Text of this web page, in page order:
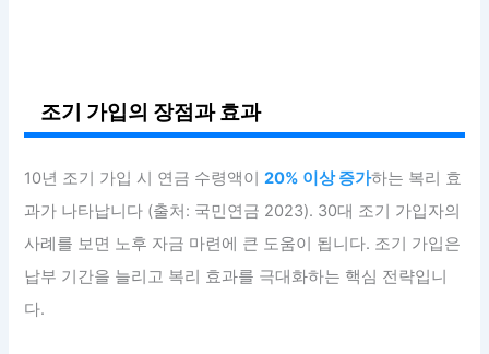
조기 가입의 장점과 효과
10년 조기 가입 시 연금 수령액이20% 이상 증가하는 복리 효
과가 나타납니다 (출처: 국민연금 2023). 30대 조기 가입자의
사례를 보면 노후 자금 마련에 큰 도움이 됩니다. 조기 가입은
납부 기간을 늘리고 복리 효과를 극대화하는 핵심 전략입니
다.